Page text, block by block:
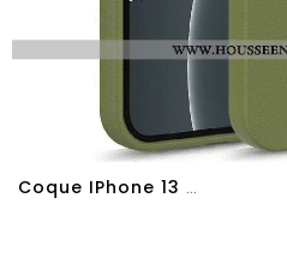
Coque IPhone 13 Pro Max Conception Paille De Blé